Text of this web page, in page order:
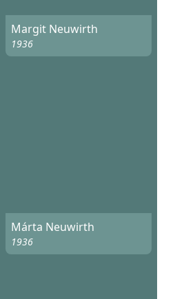
Margit Neuwirth
1936
Márta Neuwirth
1936